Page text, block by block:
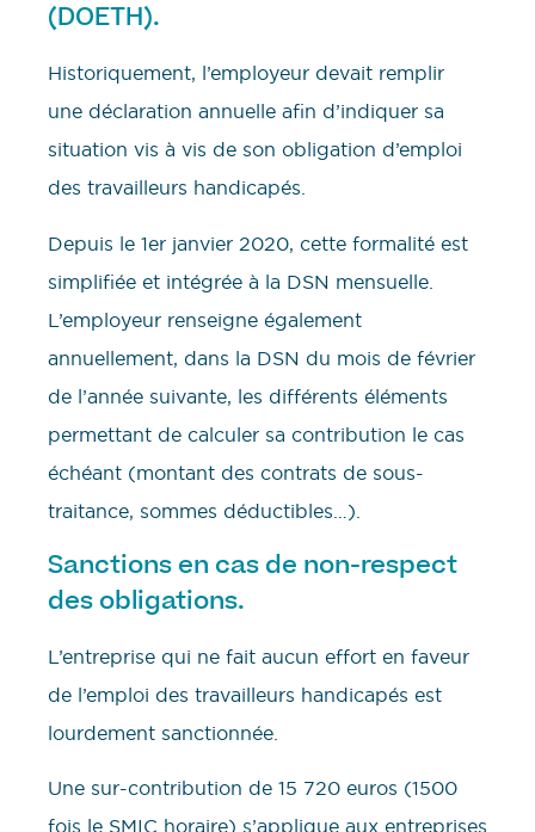
(DOETH).
Historiquement, l’employeur devait remplir
une déclaration annuelle afin d’indiquer sa
situation vis à vis de son obligation d’emploi
des travailleurs handicapés.
Depuis le 1er janvier 2020, cette formalité est
simplifiée et intégrée à la DSN mensuelle.
L’employeur renseigne également
annuellement, dans la DSN du mois de février
de l’année suivante, les différents éléments
permettant de calculer sa contribution le cas
échéant (montant des contrats de sous-
traitance, sommes déductibles…).
Sanctions en cas de non-respect
des obligations.
L’entreprise qui ne fait aucun effort en faveur
de l’emploi des travailleurs handicapés est
lourdement sanctionnée.
Une sur-contribution de 15 720 euros (1500
fois le SMIC horaire) s’applique aux entreprises